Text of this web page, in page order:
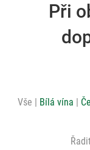
Při
Vše Bílá vína